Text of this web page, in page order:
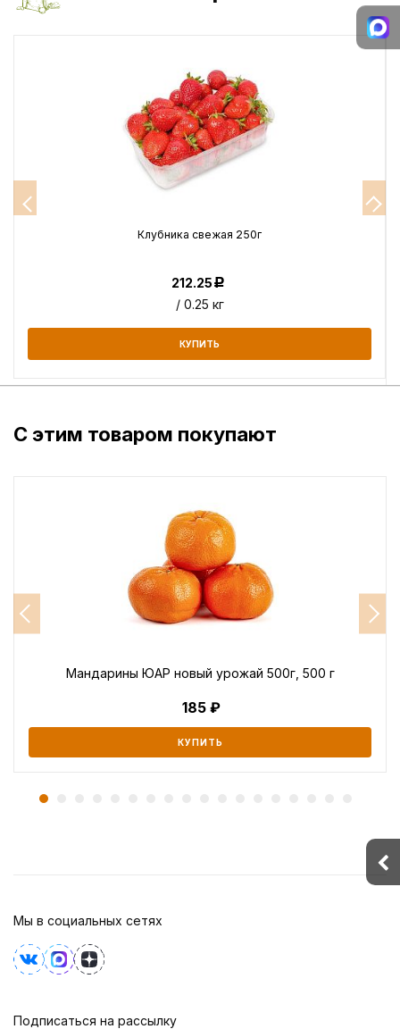
Клубника свежая 250г
212.25Р
/ 0.25 кг
КУПИТЬ
С этим товаром покупают
Мандарины ЮАР новый урожай 500г, 500 г
185
КУПИТЬ
Мы в социальных сетях
Подписаться на рассылку